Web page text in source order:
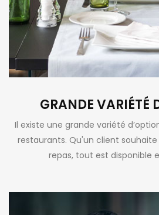
GRANDE VARIÉTÉ
Il existe une grande variété
restaurants. Qu'un client
repas, tout est disponible